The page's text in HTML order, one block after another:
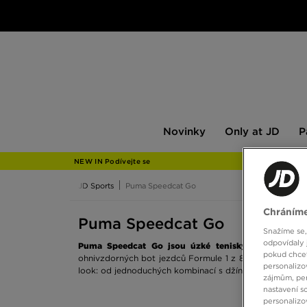
Novinky
JD
Only at JD
NEW IN Podívejte se
JD Sports Puma Speedcat Go
Puma Speedcat Go
Puma Speedcat Go jsou úzké tenisky
ohnivzdorných bot jezdců Formule 1 z 80. a 90. let a
look: od jednoduchých kombinací s džínovinou až po
Snažíme
odpovídaly
pokud
zájmům,
nastavení